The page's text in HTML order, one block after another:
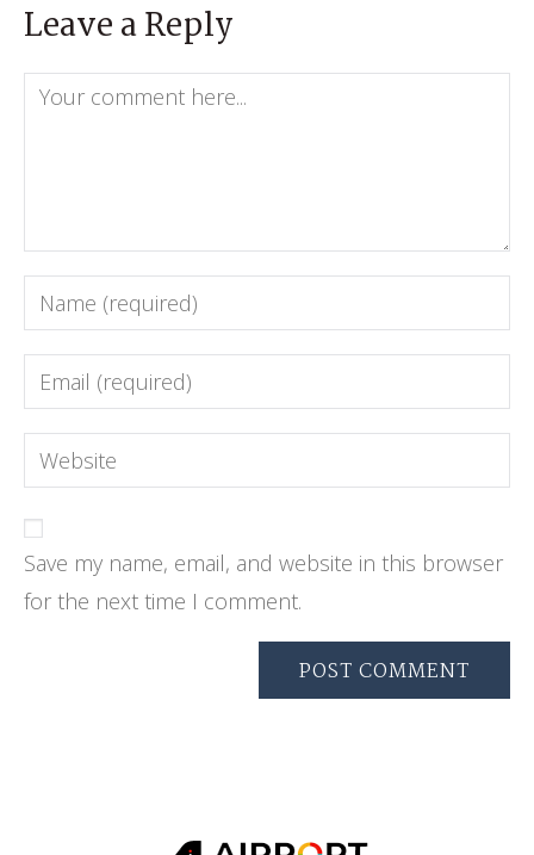
Leave a Reply
Save my name, email, and website in this browser
for the next time I comment.